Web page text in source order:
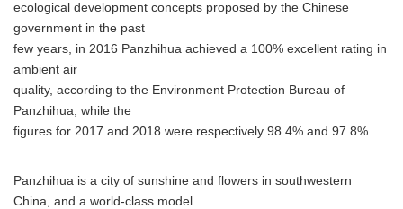
ecological development concepts proposed by the Chinese
government in the past
few years, in 2016 Panzhihua achieved a 100% excellent rating in
ambient air
quality, according to the Environment Protection Bureau of
Panzhihua, while the
figures for 2017 and 2018 were respectively 98.4% and 97.8%.
Panzhihua is a city of sunshine and flowers in southwestern
China, and a world-class model